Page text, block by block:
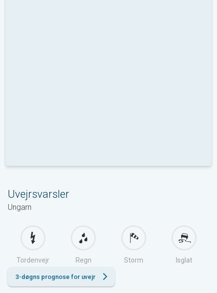
Uvejrsvarsler
Ungarn
Tordenvejr Regn Storm Isglat
3-døgns prognose for uvejr